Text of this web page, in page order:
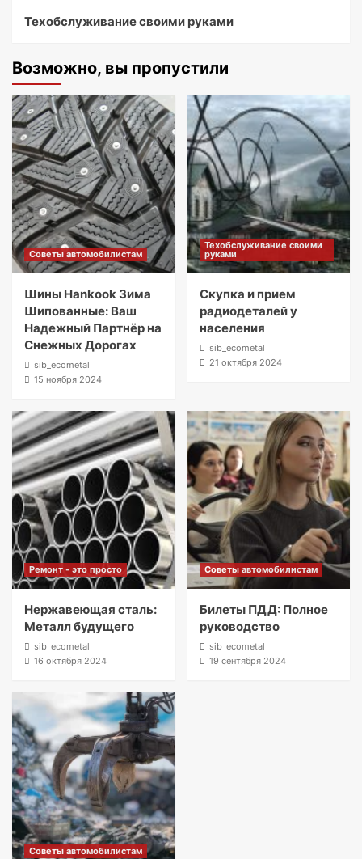
Техобслуживание своими руками
Возможно, вы пропустили
Советы автомобилистам
Шины Hankook Зима
Шипованные: Ваш
Надежный Партнёр на
Снежных Дорогах
sib_ecometal
15 ноября 2024
Техобслуживание своими
руками
Скупка и прием
радиодеталей у
населения
sib_ecometal
21 октября 2024
Ремонт - это просто
Нержавеющая сталь:
Металл будущего
sib_ecometal
16 октября 2024
Советы автомобилистам
Билеты ПДД: Полное
руководство
sib_ecometal
19 сентября 2024
Советы автомобилистам